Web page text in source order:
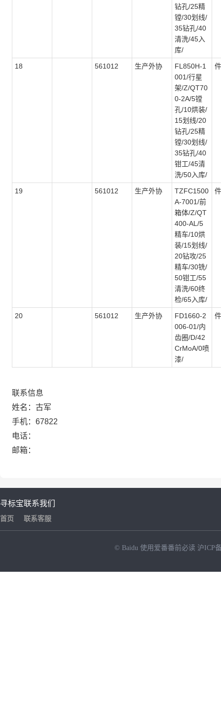
钻孔/25精
镗/30划线/
35钻孔/40
清洗/45入
库/
18 561012 生产外协
FL850H-1
001/行星
架/Z/QT70
0-2A/5镗
孔/10烘装/
15划线/20
钻孔/25精
镗/30划线/
35钻孔/40
钳工/45清
洗/50入库/
件
19 561012 生产外协
TZFC1500
A-7001/前
箱体/Z/QT
400-AL/5
精车/10烘
装/15划线/
20钻攻/25
精车/30铣/
50钳工/55
清洗/60终
检/65入库/
件
20 561012 生产外协
FD1660-2
006-01/内
齿圈/D/42
CrMoA/0喷
漆/
件
联系信息
姓名：古军
手机：67822
电话：
邮箱：
寻标宝
首页
联系我们
联系客服
© Baidu 使用爱番番前必读 沪ICP